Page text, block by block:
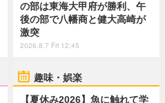
の部は東海大甲府が勝利、午
後の部で八幡商と健大高崎が
激突
2026.8.7 Fri 12:45
趣味・娯楽
【夏休み2026】魚に触れて学